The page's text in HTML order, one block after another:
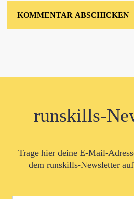
runskills-
Trage hier deine E-Mail-
dem runskills-Newsletter